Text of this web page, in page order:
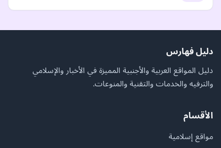
دليل فهارس
دليل المواقع العربية والأجنبية المميزة في الأخبار والإسلامي
والترفيه والخدمات والتقنية والمنوعات.
الأقسام
مواقع إسلامية